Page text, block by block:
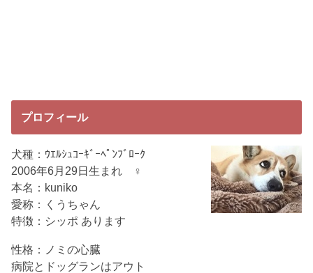
プロフィール
犬種：ｳｴﾙｼｭｺｰｷﾞｰﾍﾟﾝﾌﾞﾛｰｸ
2006年6月29日生まれ ♀
本名：kuniko
愛称：くうちゃん
特徴：シッポ あります
性格：ノミの心臓
病院とドッグランはアウト